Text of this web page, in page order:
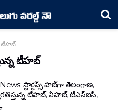
టీహబ్‌
టీహబ్‌
స్టార్టప్స్‌ హబ్‌గా తెలంగాణ,
టీహబ్‌, వీహబ్‌, టీఎస్‌ఐసీ,